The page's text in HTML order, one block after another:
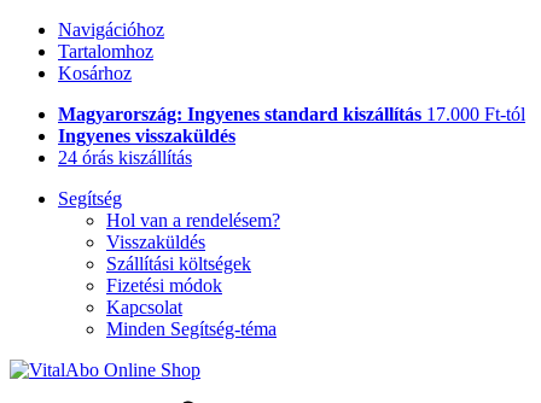
Navigációhoz
Tartalomhoz
Kosárhoz
Magyarország: Ingyenes standard kiszállítás 17.000 Ft-tól
Ingyenes visszaküldés
24 órás kiszállítás
Segítség
Hol van a rendelésem?
Visszaküldés
Szállítási költségek
Fizetési módok
Kapcsolat
Minden Segítség-téma